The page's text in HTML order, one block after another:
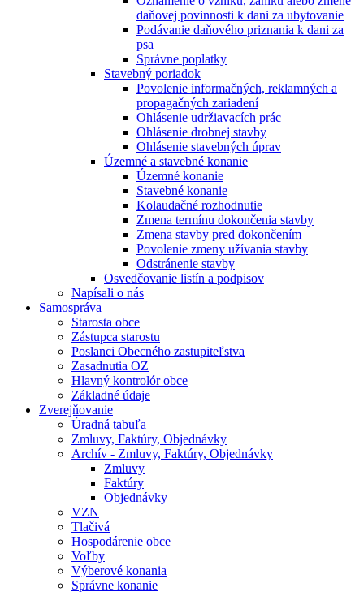
daňovej povinnosti k dani za ubytovanie
Podávanie daňového priznania k dani za
psa
Správne poplatky
Stavebný poriadok
Povolenie informačných, reklamných a
propagačných zariadení
Ohlásenie udržiavacích prác
Ohlásenie drobnej stavby
Ohlásenie stavebných úprav
Územné a stavebné konanie
Územné konanie
Stavebné konanie
Kolaudačné rozhodnutie
Zmena termínu dokončenia stavby
Zmena stavby pred dokončením
Povolenie zmeny užívania stavby
Odstránenie stavby
Osvedčovanie listín a podpisov
Napísali o nás
Samospráva
Starosta obce
Zástupca starostu
Poslanci Obecného zastupiteľstva
Zasadnutia OZ
Hlavný kontrolór obce
Základné údaje
Zverejňovanie
Úradná tabuľa
Zmluvy, Faktúry, Objednávky
Archív - Zmluvy, Faktúry, Objednávky
Zmluvy
Faktúry
Objednávky
VZN
Tlačivá
Hospodárenie obce
Voľby
Výberové konania
Správne konanie